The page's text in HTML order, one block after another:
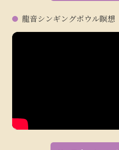
龍音シンギングボウル瞑想